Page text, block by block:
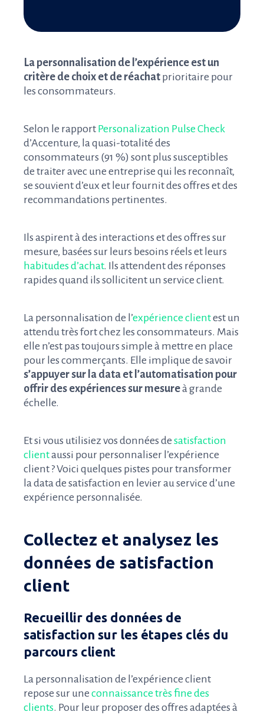
La personnalisation de l’expérience est un
critère de choix et de réachat prioritaire pour
les consommateurs.
Selon le rapport Personalization Pulse Check
d’Accenture, la quasi-totalité des
consommateurs (91 %) sont plus susceptibles
de traiter avec une entreprise qui les reconnaît,
se souvient d’eux et leur fournit des offres et des
recommandations pertinentes.
Ils aspirent à des interactions et des offres sur
mesure, basées sur leurs besoins réels et leurs
habitudes d’achat. Ils attendent des réponses
rapides quand ils sollicitent un service client.
La personnalisation de l’expérience clientest un
attendu très fort chez les consommateurs. Mais
elle n’est pas toujours simple à mettre en place
pour les commerçants. Elle implique de savoir
s’appuyer sur la data et l’automatisation pour
offrir des expériences sur mesureà grande
échelle.
Et si vous utilisiez vos données de satisfaction
clientaussi pour personnaliser l’expérience
client ? Voici quelques pistes pour transformer
la data de satisfaction en levier au service d’une
expérience personnalisée.
Collectez et analysez les
données de satisfaction
client
Recueillir des données de
satisfaction sur les étapes clés du
parcours client
La personnalisation de l’expérience client
repose sur une connaissance très fine des
clients. Pour leur proposer des offres adaptées à